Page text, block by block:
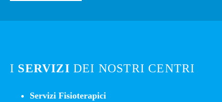
I SERVIZI DEI NOSTRI CENTRI
Servizi Fisioterapici